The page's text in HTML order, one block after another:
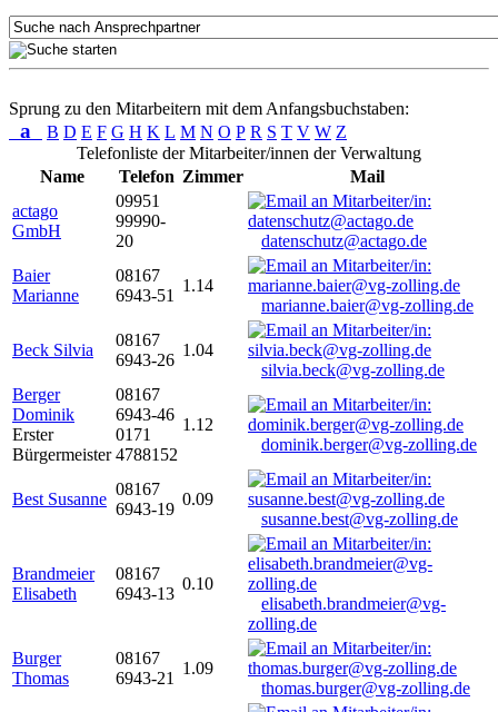
Sprung zu den Mitarbeitern mit dem Anfangsbuchstaben:
a B D E F G H K L M N O P R S T V W Z
Telefonliste der Mitarbeiter/innen der Verwaltung
Name
Telefon Zimmer
Mail
actago
GmbH
09951
99990-
20
datenschutz@actago.de
Baier
Marianne
08167
6943-51
1.14
marianne.baier@vg-zolling.de
Beck Silvia
08167
6943-26
1.04
silvia.beck@vg-zolling.de
Berger
Dominik
Erster
Bürgermeister
08167
6943-46
0171
4788152
1.12
dominik.berger@vg-zolling.de
Best Susanne
08167
6943-19
0.09
susanne.best@vg-zolling.de
Brandmeier
Elisabeth
08167
6943-13
0.10
elisabeth.brandmeier@vg-
zolling.de
Burger
Thomas
08167
6943-21
1.09
thomas.burger@vg-zolling.de